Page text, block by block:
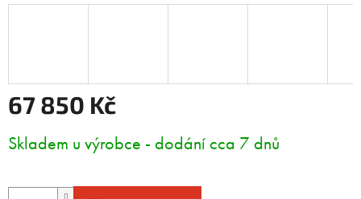
67 850 Kč
cena:
Skladem u výrobce - dodání cca 7 dnů